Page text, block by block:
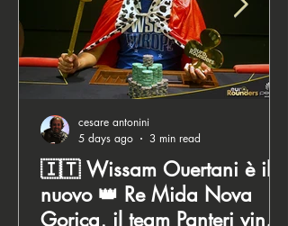
🇮🇹 Wissam Ouertani è il
nuovo 👑 Re Mida Nova
Gorica, il team Panteri vince
cesare antonini
5 days ago
3 min read